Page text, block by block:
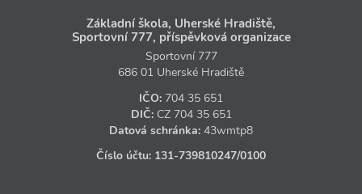
Základní škola, Uherské Hradiště,
Sportovní 777, příspěvková organizace
Sportovní 777
686 01 Uherské Hradiště
IČO: 704 35 651
DIČ: CZ 704 35 651
Datová schránka: 43wmtp8
Číslo účtu: 131‑739810247/0100